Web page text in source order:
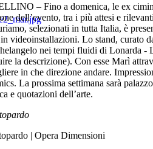
– Fino a domenica, le ex
dell’evento, tra i più attesi e
selezionati in tutta Italia, è
videoinstallazioni. Lo stand, curato
nei tempi fluidi di Lonarda -
la descrizione). Con esse Marì
in che direzione andare.
La prossima settimana sarà
e quotazioni dell’arte.
| Opera Dimensioni